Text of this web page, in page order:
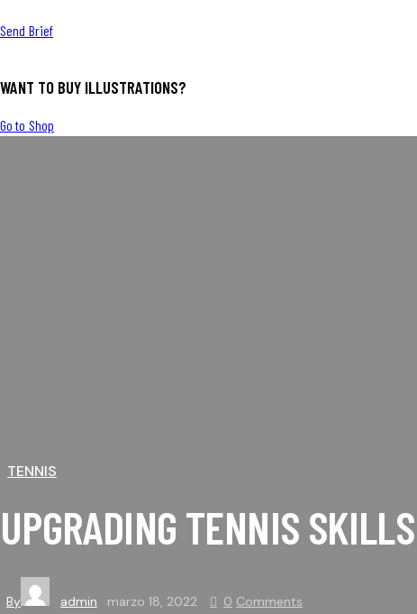
Send Brief
WANT TO BUY ILLUSTRATIONS?
Go to Shop
TENNIS
UPGRADING TENNIS
By admin marzo 18, 2022 0 Comments